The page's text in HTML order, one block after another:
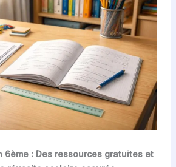
6ème : Des ressources gratuites et